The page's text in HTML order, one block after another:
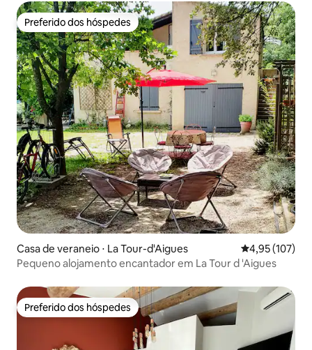
Preferido dos hóspedes
Preferido dos hóspedes
Casa de veraneio ⋅ La Tour-d'Aigues 4,95 de uma
4,95 (107)
Pequeno alojamento encantador em La Tour d 'Aigues
Preferido dos hóspedes
Preferido dos hóspedes